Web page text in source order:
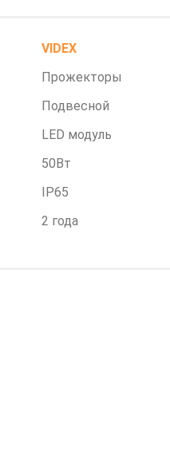
VIDEX
Прожекторы
Подвесной
LED модуль
50Вт
IP65
2 года